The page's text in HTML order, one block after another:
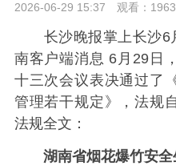
2026-06-29 15:37 观看：
长沙晚报掌上长沙6
南客户端消息 6月29日
十三次会议表决通过了
管理若干规定》，法规
法规全文：
湖南省烟花爆竹安